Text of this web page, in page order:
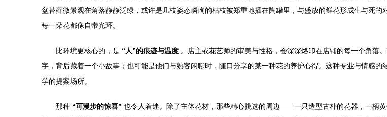
盆苔藓微景观在角落静静泛绿，或许是几枝姿态嶙峋的枯枝被郑重地插在陶罐里，与盛放的鲜花形成生与死
每一朵花都像自带光环。
比环境更核心的，是 “人”的痕迹与温度 。店主或花艺师的审美与性格，会深深烙印在店铺的每一个角落
字，背后藏着一个小故事；也可能是他们与熟客闲聊时，随口分享的某一种花的养护心得。这种专业与情感
学的提案场所。
那种 “可漫步的惊喜” 也令人着迷。除了主体花材，那些精心挑选的周边——一只造型古朴的花器，一柄